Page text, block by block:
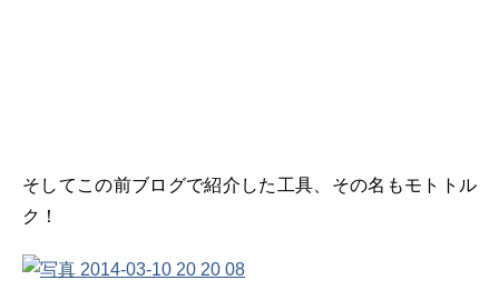
そしてこの前ブログで紹介した工具、その名もモトトル
ク！